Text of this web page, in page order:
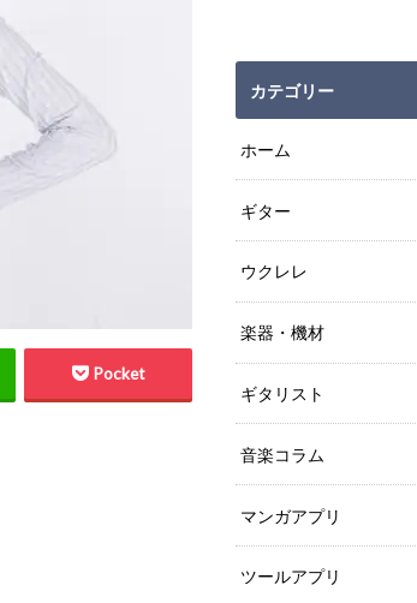
Pocket
カテゴリー
ホーム
ギター
ウクレレ
楽器・機材
ギタリスト
音楽コラム
マンガアプリ
ツールアプリ